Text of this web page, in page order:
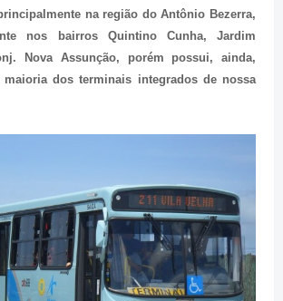
na região do Antônio Bezerra,
nos bairros Quintino Cunha, Jardim
Nova Assunção, porém possui, ainda,
maioria dos terminais integrados de nossa